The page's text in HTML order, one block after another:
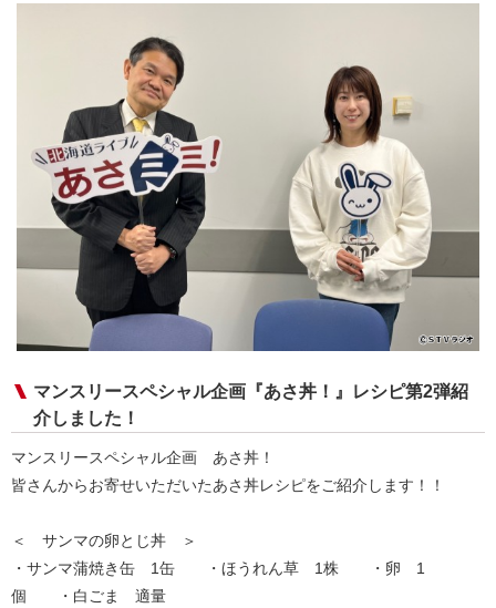
マンスリースペシャル企画『あさ丼！』レシピ第2弾紹
介しました！
マンスリースペシャル企画 あさ丼！
皆さんからお寄せいただいたあさ丼レシピをご紹介します！！
＜ サンマの卵とじ丼 ＞
・サンマ蒲焼き缶 1缶 ・ほうれん草 1株 ・卵 1
個 ・白ごま 適量